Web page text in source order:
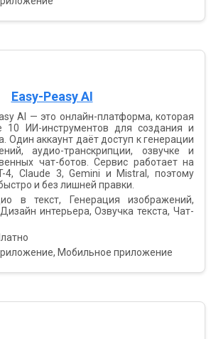
Easy-Peasy AI
AI — это онлайн-платформа, которая
10 ИИ-инструментов для создания и
Один аккаунт даёт доступ к генерации
аудио-транскрипции, озвучке и
чат-ботов. Сервис работает на
4, Claude 3, Gemini и Mistral, поэтому
и без лишней правки.
в текст, Генерация изображений,
интерьера, Озвучка текста, Чат-
Мобильное приложение